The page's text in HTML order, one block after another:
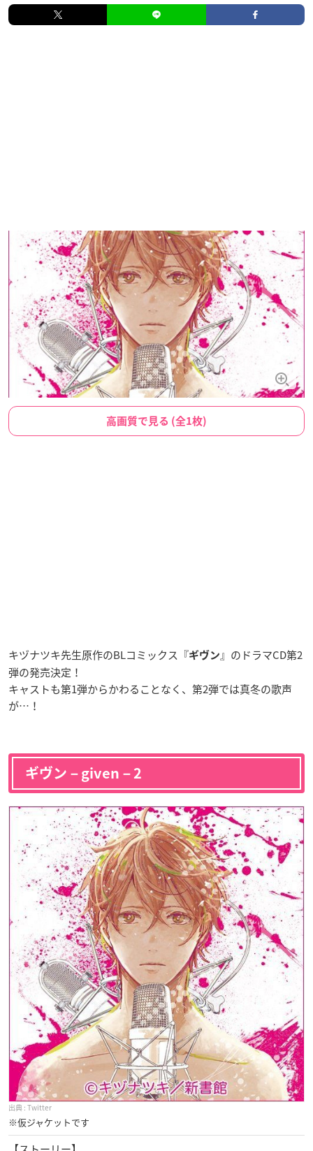
高画質で見る (全1枚)
キヅナツキ先生原作のBLコミックス『ギヴン』のドラマCD第2
弾の発売決定！
キャストも第1弾からかわることなく、第2弾では真冬の歌声
が…！
ギヴン－given－2
Twitter
※仮ジャケットです